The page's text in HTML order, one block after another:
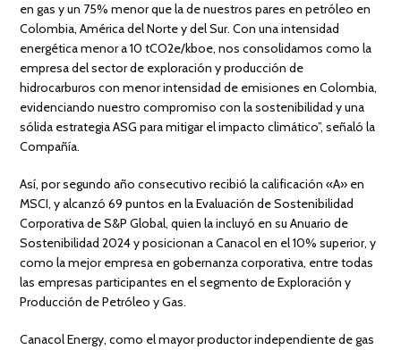
en gas y un 75% menor que la de nuestros pares en petróleo en
Colombia, América del Norte y del Sur. Con una intensidad
energética menor a 10 tCO2e/kboe, nos consolidamos como la
empresa del sector de exploración y producción de
hidrocarburos con menor intensidad de emisiones en Colombia,
evidenciando nuestro compromiso con la sostenibilidad y una
sólida estrategia ASG para mitigar el impacto climático”, señaló la
Compañía.
Así, por segundo año consecutivo recibió la calificación «A» en
MSCI, y alcanzó 69 puntos en la Evaluación de Sostenibilidad
Corporativa de S&P Global, quien la incluyó en su Anuario de
Sostenibilidad 2024 y posicionan a Canacol en el 10% superior, y
como la mejor empresa en gobernanza corporativa, entre todas
las empresas participantes en el segmento de Exploración y
Producción de Petróleo y Gas.
Canacol Energy, como el mayor productor independiente de gas